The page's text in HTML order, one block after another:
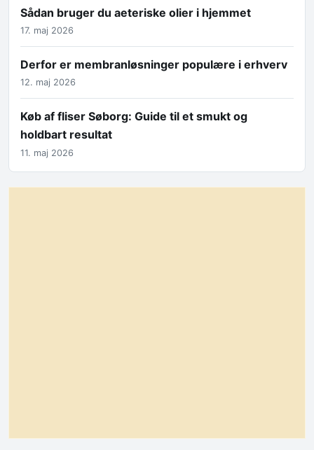
Sådan bruger du aeteriske olier i hjemmet
17. maj 2026
Derfor er membranløsninger populære i erhverv
12. maj 2026
Køb af fliser Søborg: Guide til et smukt og
holdbart resultat
11. maj 2026